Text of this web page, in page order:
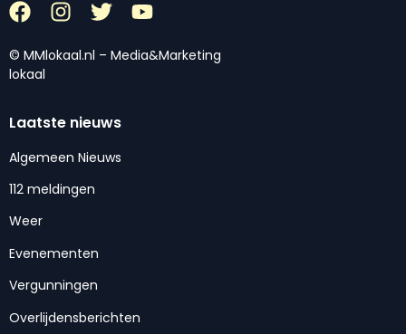
© MMlokaal.nl – Media&Marketing
lokaal
Laatste nieuws
Algemeen Nieuws
112 meldingen
Weer
Evenementen
Vergunningen
Overlijdensberichten